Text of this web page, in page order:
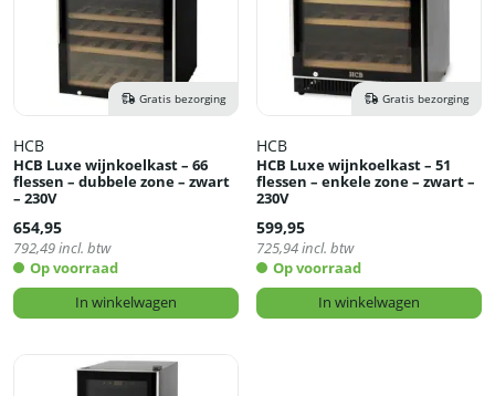
Gratis bezorging
HCB
HCB Luxe wijnkoelkast – 66
flessen – dubbele zone – zwart
– 230V
654,95
792,49incl. btw
Op voorraad
In winkelwagen
Gratis bezorging
HCB
HCB Luxe wijnkoelkast – 51
flessen – enkele zone – zwart –
230V
599,95
725,94incl. btw
Op voorraad
In winkelwagen